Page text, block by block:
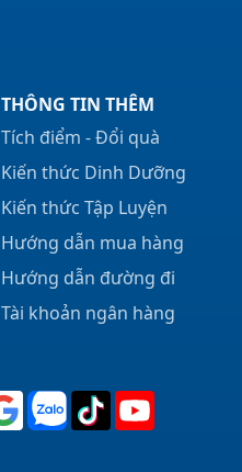
THÔNG TIN THÊM
Tích điểm - Đổi quà
Kiến thức Dinh Dưỡng
Kiến thức Tập Luyện
Hướng dẫn mua hàng
Hướng dẫn đường đi
Tài khoản ngân hàng